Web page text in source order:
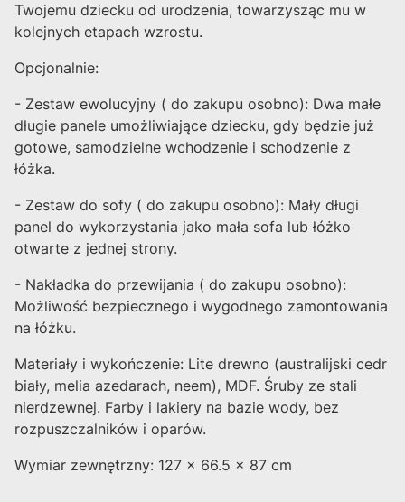
Twojemu dziecku od urodzenia, towarzysząc mu w
kolejnych etapach wzrostu.
Opcjonalnie:
- Zestaw ewolucyjny ( do zakupu osobno): Dwa małe
długie panele umożliwiające dziecku, gdy będzie już
gotowe, samodzielne wchodzenie i schodzenie z
łóżka.
- Zestaw do sofy ( do zakupu osobno): Mały długi
panel do wykorzystania jako mała sofa lub łóżko
otwarte z jednej strony.
- Nakładka do przewijania ( do zakupu osobno):
Możliwość bezpiecznego i wygodnego zamontowania
na łóżku.
Materiały i wykończenie: Lite drewno (australijski cedr
biały, melia azedarach, neem), MDF. Śruby ze stali
nierdzewnej. Farby i lakiery na bazie wody, bez
rozpuszczalników i oparów.
Wymiar zewnętrzny: 127 x 66.5 x 87 cm